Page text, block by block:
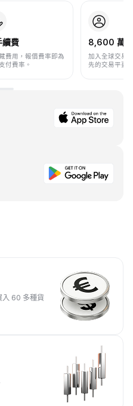
續費
費用，報價費率即為
付費率。
8,600 萬+
加入全球交易
先的交易平臺
入 60 多種貨